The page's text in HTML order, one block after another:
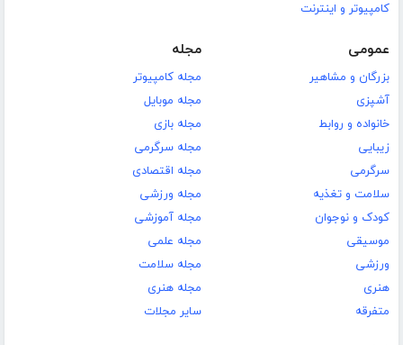
کامپیوتر و اینترنت
عمومی
بزرگان و مشاهیر
آشپزی
خانواده و روابط
زیبایی
سرگرمی
سلامت و تغذیه
کودک و نوجوان
موسیقی
ورزشی
هنری
متفرقه
مجله
مجله کامپیوتر
مجله موبایل
مجله بازی
مجله سرگرمی
مجله اقتصادی
مجله ورزشی
مجله آموزشی
مجله علمی
مجله سلامت
مجله هنری
سایر مجلات